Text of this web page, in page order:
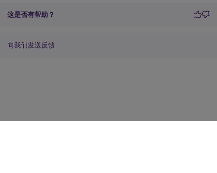
这是否有帮助？
向我们发送反馈